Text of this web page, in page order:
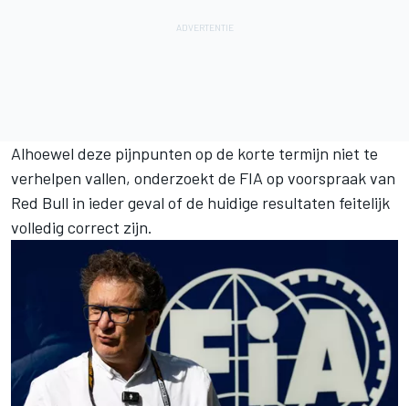
Alhoewel deze pijnpunten op de korte termijn niet te
verhelpen vallen, onderzoekt de FIA op voorspraak van
Red Bull in ieder geval of de huidige resultaten feitelijk
volledig correct zijn.